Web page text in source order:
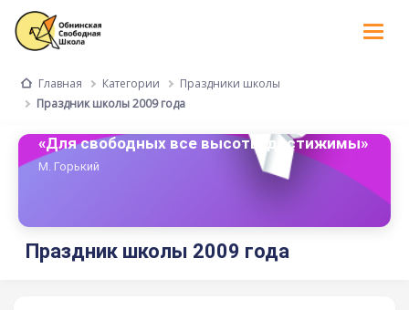
Главная Категории
Праздники школы
Праздник школы 2009 года
«Для свободных все высоты достижимы»
М. Горький
Праздник школы 2009 года